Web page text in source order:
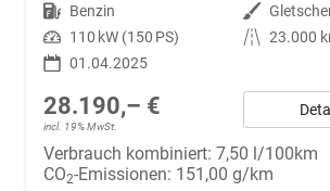
Kraftstoff Benzin Außenfarbe
Leistung 110 kW (150 PS) Kilometerstand 23.000
01.04.2025
28.190,– €
incl. 19% MwSt.
Verbrauch kombiniert: 7,50 l/100km
CO2-Emissionen: 151,00 g/km